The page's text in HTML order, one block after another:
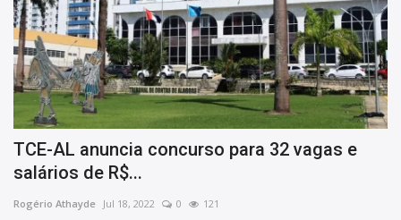
TCE-AL anuncia concurso para 32 vagas e
salários de R$...
Rogério Athayde Jul 18, 2022 0 121